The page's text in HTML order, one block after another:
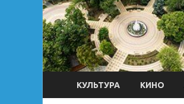
КУЛЬТУРА КИНО